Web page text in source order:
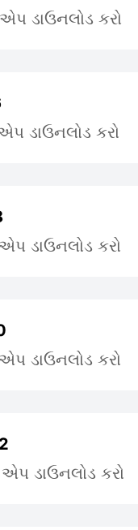
ડાઉનલોડ કરો
ડાઉનલોડ કરો
ડાઉનલોડ કરો
ડાઉનલોડ કરો
ડાઉનલોડ કરો